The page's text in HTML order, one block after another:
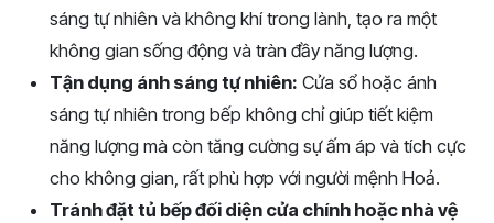
sáng tự nhiên và không khí trong lành, tạo ra một
không gian sống động và tràn đầy năng lượng.
Tận dụng ánh sáng tự nhiên: Cửa sổ hoặc ánh
sáng tự nhiên trong bếp không chỉ giúp tiết kiệm
năng lượng mà còn tăng cường sự ấm áp và tích cực
cho không gian, rất phù hợp với người mệnh Hoả.
Tránh đặt tủ bếp đối diện cửa chính hoặc nhà vệ